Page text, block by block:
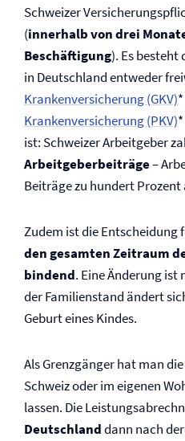
Schweizer
(innerhalb von drei
Beschäftigung). Es besteht
in Deutschland entweder
Kranken­versicherung (GKV)
Kranken­versicherung (PKV)
ist: Schweizer Arbeitgeber
Arbeitgeberbeiträge–
Beiträge zu hundert
Zudem ist die Entscheidung
den gesamten Zeitraum
bindend. Eine Änderung ist
der Familienstand ändert
Geburt eines Kindes.
Als Grenzgänger hat man
Schweiz oder im eigenen
lassen. Die
Deutschlanddann nach